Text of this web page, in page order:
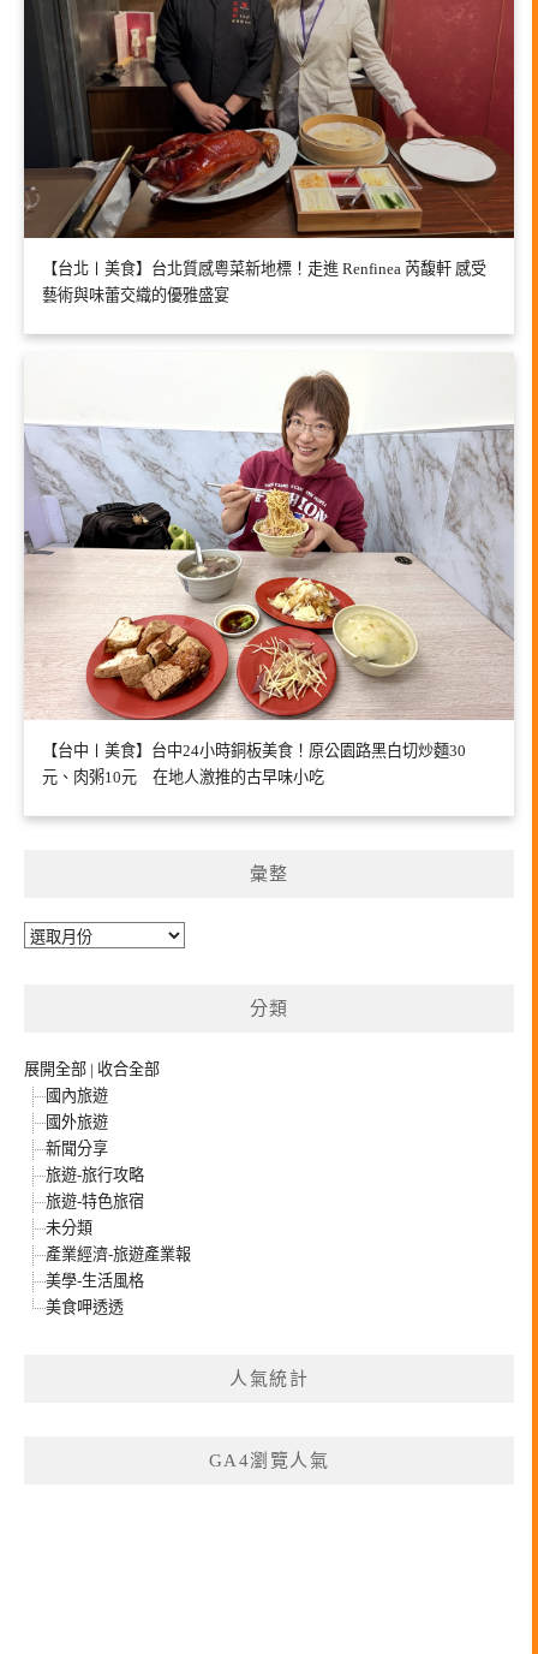
【台北〡美食】台北質感粵菜新地標！走進 Renfinea 芮馥軒 感受
藝術與味蕾交織的優雅盛宴
【台中〡美食】台中24小時銅板美食！原公園路黑白切炒麵30
元、肉粥10元 在地人激推的古早味小吃
彙整
彙
分類
展開全部 | 收合全部
國內旅遊
國外旅遊
新聞分享
旅遊-旅行攻略
旅遊-特色旅宿
未分類
產業經濟-旅遊產業報
美學-生活風格
美食呷透透
人氣統計
GA4瀏覽人氣